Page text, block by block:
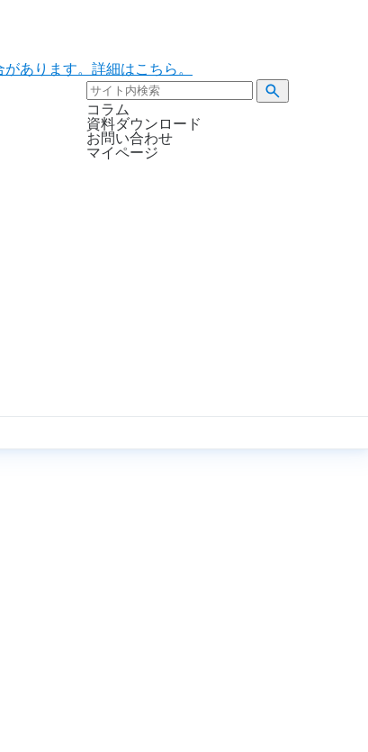
あります。詳細はこちら。
コラム
資料ダウンロード
お問い合わせ
マイページ